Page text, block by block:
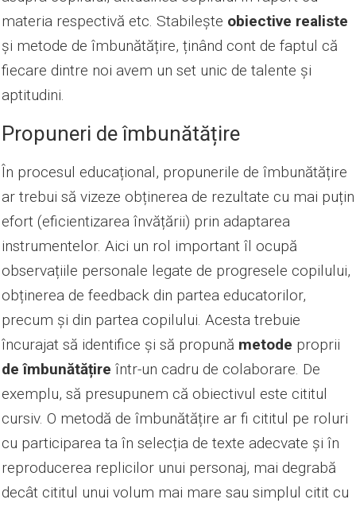
materia respectivă etc. Stabilește obiective realiste
și metode de îmbunătățire, ținând cont de faptul că
fiecare dintre noi avem un set unic de talente și
aptitudini.
Propuneri de îmbunătățire
În procesul educațional, propunerile de îmbunătățire
ar trebui să vizeze obținerea de rezultate cu mai puțin
efort (eficientizarea învățării) prin adaptarea
instrumentelor. Aici un rol important îl ocupă
observațiile personale legate de progresele copilului,
obținerea de feedback din partea educatorilor,
precum și din partea copilului. Acesta trebuie
încurajat să identifice și să propună metode proprii
de îmbunătățire într-un cadru de colaborare. De
exemplu, să presupunem că obiectivul este cititul
cursiv. O metodă de îmbunătățire ar fi cititul pe roluri
cu participarea ta în selecția de texte adecvate și în
reproducerea replicilor unui personaj, mai degrabă
decât cititul unui volum mai mare sau simplul citit cu